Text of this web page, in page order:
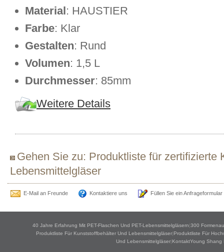
Material: HAUSTIER
Farbe: Klar
Gestalten: Rund
Volumen: 1,5 L
Durchmesser: 85mm
Weitere Details
Gehen Sie zu: Produktliste für zertifizierte
Lebensmittelgläser
E-Mail an Freunde Kontaktiere uns Füllen Sie ein Anfrageformular
40 Jahre Erfahrung Mit PET-Flaschen Und PET-Lebensmittelgläsern|300
Produktliste Für Kunststoffbehälter Und Lebensmittelgläser|Produktliste Für
Und Lebensmittelgläser|KontaktYoung Shang